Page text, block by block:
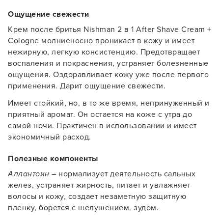
Ощущение свежести
Крем после бритья Nishman 2 в 1 After Shave Cream +
Cologne молниеносно проникает в кожу и имеет
нежирную, легкую консистенцию. Предотвращает
воспаления и покраснения, устраняет болезненные
ощущения. Оздоравливает кожу уже после первого
применения. Дарит ощущение свежести.
Имеет стойкий, но, в то же время, непринуженный и
приятный аромат. Он остается на коже с утра до
самой ночи. Практичен в использовании и имеет
экономичный расход.
Полезные компоненты
Аллантоин – нормализует деятельность сальных
желез, устраняет жирность, питает и увлажняет
волосы и кожу, создает незаметную защитную
пленку, борется с шелушением, зудом.
Заяц–робот